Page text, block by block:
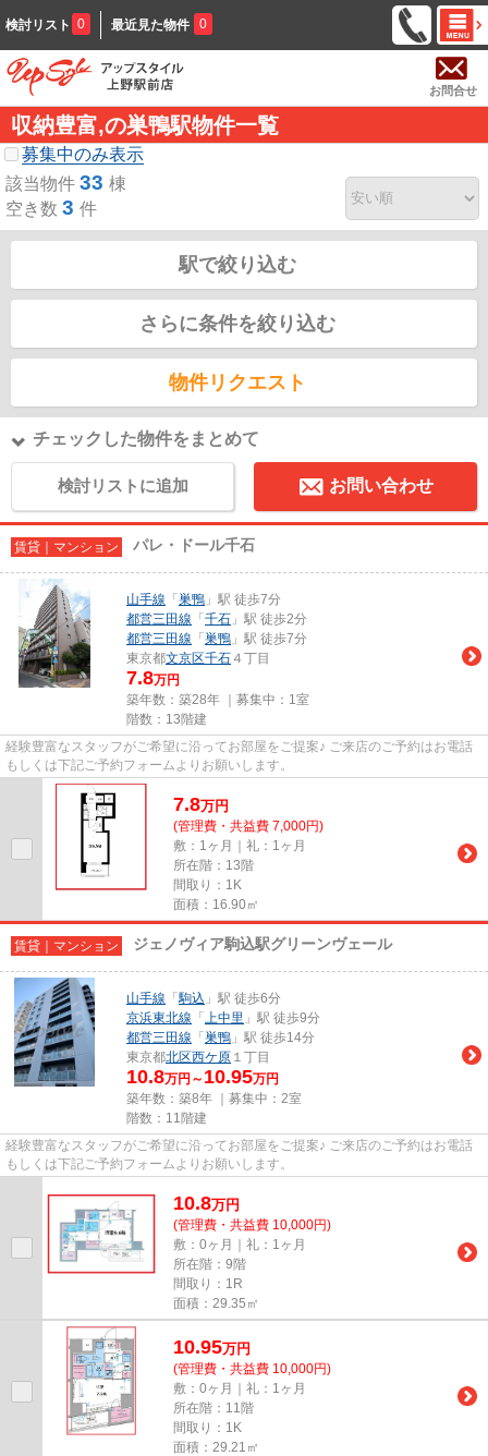
検討リスト 0 最近見た物件 0
お問合せ
収納豊富,の巣鴨駅物件一覧
募集中のみ表示
該当物件 33 棟
空き数 3 件
駅で絞り込む
さらに条件を絞り込む
物件リクエスト
チェックした物件をまとめて
検討リストに追加 お問い合わせ
賃貸｜マンション パレ・ドール千石
山手線 「 巣鴨 」駅 徒歩7分
都営三田線 「 千石 」駅 徒歩2分
都営三田線 「 巣鴨 」駅 徒歩7分
東京都文京区千石 ４丁目
7.8万円
築年数：築28年 ｜募集中： 1室
階数：13階建
経験豊富なスタッフがご希望に沿ってお部屋をご提案♪ ご来店のご予約はお電話
もしくは下記ご予約フォームよりお願いします。
7.8万円
(管理費・共益費 7,000円)
敷：1ヶ月｜礼：1ヶ月
所在階：13階
間取り：1K
面積：16.90㎡
賃貸｜マンション ジェノヴィア駒込駅グリーンヴェール
山手線 「駒込 」駅 徒歩6分
京浜東北線 「 上中里 」駅 徒歩9分
都営三田線 「 巣鴨 」駅 徒歩14分
東京都北区西ケ原 １丁目
10.8万円～ 10.95万円
築年数：築8年 ｜募集中： 2室
階数：11階建
経験豊富なスタッフがご希望に沿ってお部屋をご提案♪ ご来店のご予約はお電話
もしくは下記ご予約フォームよりお願いします。
10.8万円
(管理費・共益費 10,000円)
敷：0ヶ月｜礼：1ヶ月
所在階：9階
間取り：1R
面積：29.35㎡
10.95万円
(管理費・共益費 10,000円)
敷：0ヶ月｜礼：1ヶ月
所在階：11階
間取り：1K
面積：29.21㎡